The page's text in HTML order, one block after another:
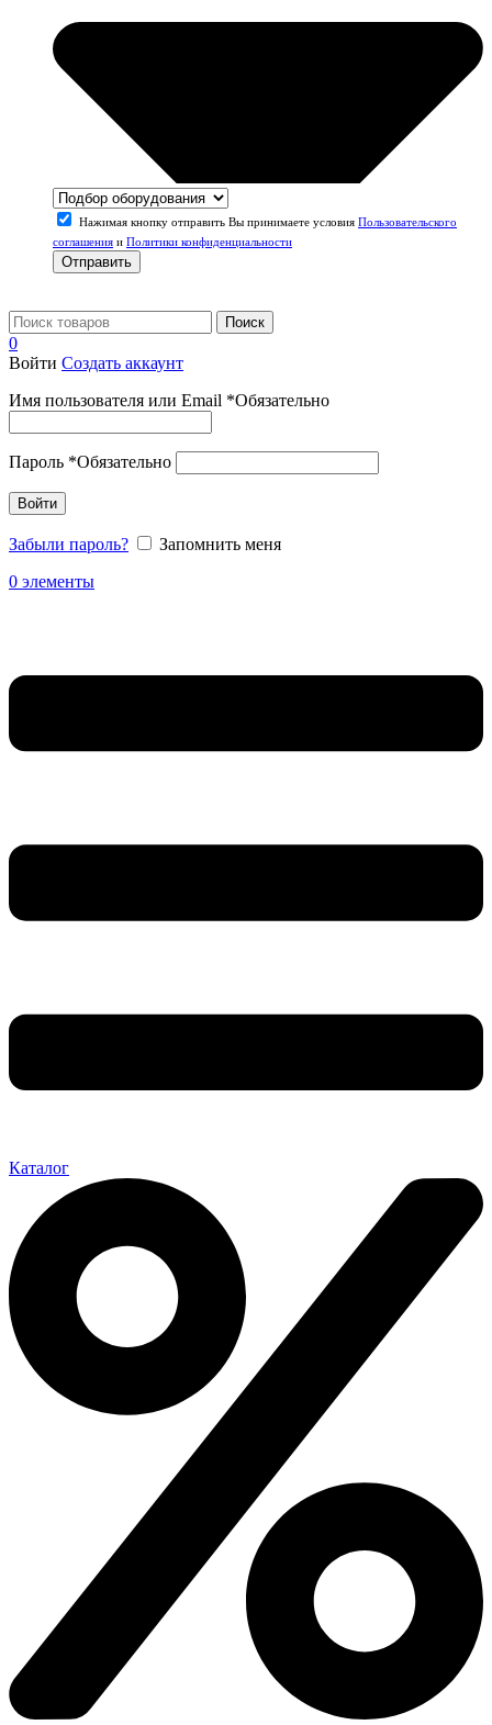
Нажимая кнопку отправить Вы принимаете условия Пользовательского
соглашения и Политики конфиденциальности
Отправить
Поиск
0
Войти Создать аккаунт
Имя пользователя или Email *Обязательно
Пароль *Обязательно
Войти
Забыли пароль?
Запомнить меня
0 элементы
Каталог